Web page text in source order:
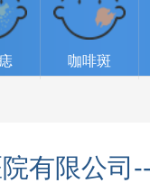
咖啡斑
有限公司